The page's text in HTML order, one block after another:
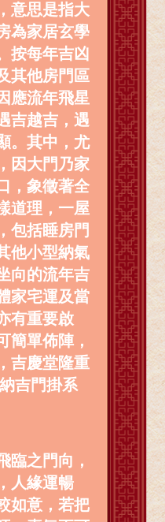
意思是指大
為家居玄學
按每年吉凶
其他房門區
應流年飛星
吉越吉，遇
。其中，尤
因大門乃家
，象徵著全
道理，一屋
包括睡房門
他小型納氣
向的流年吉
家宅運及當
有重要啟
簡單佈陣，
吉慶堂隆重
吉門掛系
臨之門向，
人緣運暢
如意，若把